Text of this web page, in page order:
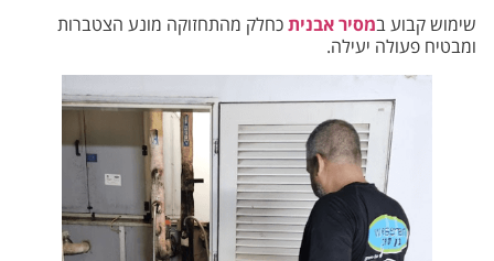
שימוש קבוע במסיר אבניתכחלק מהתחזוקה מונע הצטברות
ומבטיח פעולה יעילה.